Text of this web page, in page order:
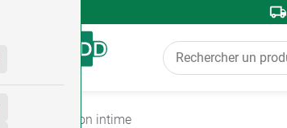
Irritation intime